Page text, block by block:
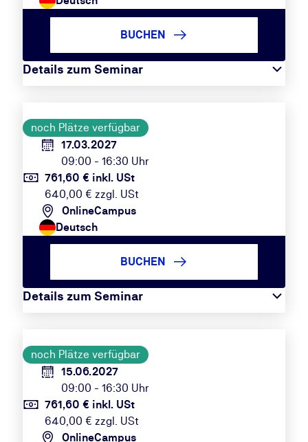
Details zum Seminar
BUCHEN
noch Plätze verfügbar
17.03.2027
09:00 - 16:30 Uhr
761,60 € inkl. USt
640,00 € zzgl. USt
OnlineCampus
Deutsch
Details zum Seminar
BUCHEN
noch Plätze verfügbar
15.06.2027
09:00 - 16:30 Uhr
761,60 € inkl. USt
640,00 € zzgl. USt
OnlineCampus